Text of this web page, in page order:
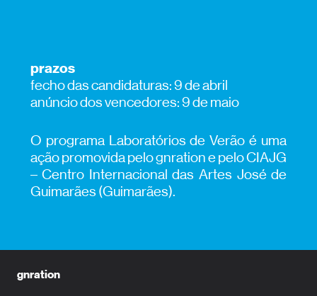
prazos
fecho das candidaturas: 9 de abril
anúncio dos vencedores: 9 de maio
O programa Laboratórios de Verão é uma
ação promovida pelo gnration e pelo CIAJG
– Centro Internacional das Artes José de
Guimarães (Guimarães).
gnration